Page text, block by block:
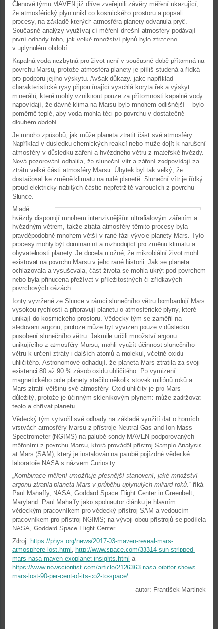
Členové týmu MAVEN již dříve zveřejnili závěry měření ukazující,
že atmosférický plyn unikl do kosmického prostoru a popsali
procesy, na základě kterých atmosféra planety odvanula pryč.
Současné analýzy využívající měření dnešní atmosféry podávají
první odhady toho, jak velké množství plynů bylo ztraceno
v uplynulém období.
Kapalná voda nezbytná pro život není v současné době přítomná na
povrchu Marsu, protože atmosféra planety je příliš studená a řídká
pro podporu jejího výskytu. Avšak důkazy, jako například
charakteristické rysy připomínající vyschlá koryta řek a výskyt
minerálů, které mohly vzniknout pouze za přítomnosti kapalné vody
napovídají, že dávné klima na Marsu bylo mnohem odlišnější – bylo
poměrně teplé, aby voda mohla téci po povrchu v dostatečně
dlouhém období.
Je mnoho způsobů, jak může planeta ztratit část své atmosféry.
Například v důsledku chemických reakcí nebo může dojít k narušení
atmosféry v důsledku záření a hvězdného větru z mateřské hvězdy.
Nová pozorování odhalila, že sluneční vítr a záření zodpovídají za
ztrátu velké části atmosféry Marsu. Úbytek byl tak velký, že
dostačoval ke změně klimatu na rudé planetě. Sluneční vítr je řídký
proud elektricky nabitých částic nepřetržitě vanoucích z povrchu
Slunce.
Mladé
hvězdy disponují mnohem intenzivnějším ultrafialovým zářením a
hvězdným větrem, takže ztráta atmosféry těmito procesy byla
pravděpodobně mnohem větší v rané fázi vývoje planety Mars. Tyto
procesy mohly být dominantní a rozhodující pro změnu klimatu a
obyvatelnosti planety. Je docela možné, že mikrobiální život mohl
existovat na povrchu Marsu v jeho rané historii. Jak se planeta
ochlazovala a vysušovala, část života se mohla ukrýt pod povrchem
nebo byla přinucena přežívat v příležitostných či zřídkavých
povrchových oázách.
Ionty vyvržené ze Slunce v rámci slunečního větru bombardují Mars
vysokou rychlostí a připravují planetu o atmosférické plyny, které
unikají do kosmického prostoru. Vědecký tým se zaměřil na
sledování argonu, protože může být vyvržen pouze v důsledku
působení slunečního větru. Jakmile určili množství argonu
unikajícího z atmosféry Marsu, mohli využít účinnost slunečního
větru k určení ztráty i dalších atomů a molekul, včetně oxidu
uhličitého. Astronomové odhadují, že planeta Mars ztratila za svoji
existenci 80 až 90 % zásob oxidu uhličitého. Po vymizení
magnetického pole planety stačilo několik stovek miliónů roků a
Mars ztratil většinu své atmosféry. Oxid uhličitý je pro Mars
důležitý, protože je účinným skleníkovým plynem: může zadržovat
teplo a ohřívat planetu.
Vědecký tým vytvořil své odhady na základě využití dat o horních
vrstvách atmosféry Marsu z přístroje Neutral Gas and Ion Mass
Spectrometer (NGIMS) na palubě sondy MAVEN podporovaných
měřeními z povrchu Marsu, která prováděl přístroj Sample Analysis
at Mars (SAM), který je instalován na palubě pojízdné vědecké
laboratoře NASA s názvem Curiosity.
„Kombinace měření umožňuje přesnější stanovení, jaké množství
argonu ztratila planeta Mars v průběhu uplynulých miliard roků,“ říká
Paul Mahaffy, NASA, Goddard Space Flight Center in Greenbelt,
Maryland. Paul Mahaffy jako spoluautor článku je hlavním
vědeckým pracovníkem pro vědecký přístroj SAM a vedoucím
pracovníkem pro přístroj NGIMS; na vývoji obou přístrojů se podílela
NASA, Goddard Space Flight Center.
Zdroj: https://phys.org/news/2017-03-maven-reveal-mars-
atmosphere-lost.html , http://www.space.com/33314-sun-stripped-
mars-nasa-maven-exoplanet-insights.html a
https://www.newscientist.com/article/2126363-nasa-orbiter-shows-
mars-lost-90-per-cent-of-its-co2-to-space/
autor: František Martinek